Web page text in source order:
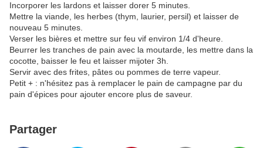
Incorporer les lardons et laisser dorer 5 minutes.
Mettre la viande, les herbes (thym, laurier, persil) et laisser de
nouveau 5 minutes.
Verser les bières et mettre sur feu vif environ 1/4 d'heure.
Beurrer les tranches de pain avec la moutarde, les mettre dans la
cocotte, baisser le feu et laisser mijoter 3h.
Servir avec des frites, pâtes ou pommes de terre vapeur.
Petit + : n'hésitez pas à remplacer le pain de campagne par du
pain d'épices pour ajouter encore plus de saveur.
Partager